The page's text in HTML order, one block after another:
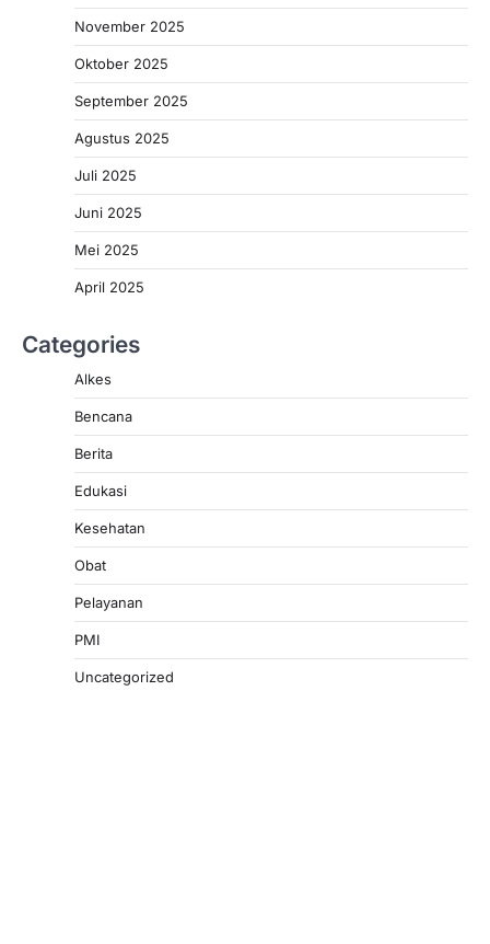
November 2025
Oktober 2025
September 2025
Agustus 2025
Juli 2025
Juni 2025
Mei 2025
April 2025
Categories
Alkes
Bencana
Berita
Edukasi
Kesehatan
Obat
Pelayanan
PMI
Uncategorized